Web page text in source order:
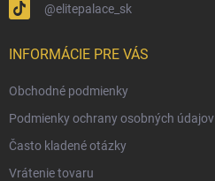
@elitepalace_sk
INFORMÁCIE PRE VÁS
Obchodné podmienky
Podmienky ochrany osobných údajov
Často kladené otázky
Vrátenie tovaru